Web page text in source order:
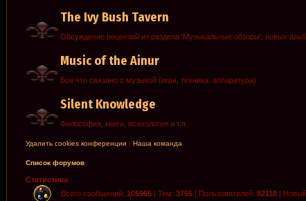
The Ivy Bush Tavern
Обсуждение рецензий из раздела 'Музыкальные обзоры', новых
Music of the Ainur
Все что связано с музыкой (игра, техника, аппаратура)
Silent Knowledge
Философия, книги, психология и т.п.
Удалить cookies конференции | Наша команда
Список форумов
Статистика
Всего сообщений: 105965 | Тем: 3755 | Пользователей: 82118 |